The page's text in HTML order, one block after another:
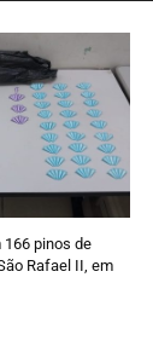
pinos de
Rafael II, em